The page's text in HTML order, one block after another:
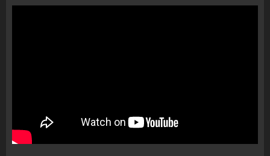
1
“bosen” Joana Nano për
abuzim me fondet publike dhe
pasuri të pajustifikuar